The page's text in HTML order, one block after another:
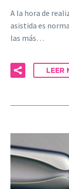
A la hora de
asistida es
las más…
LEER